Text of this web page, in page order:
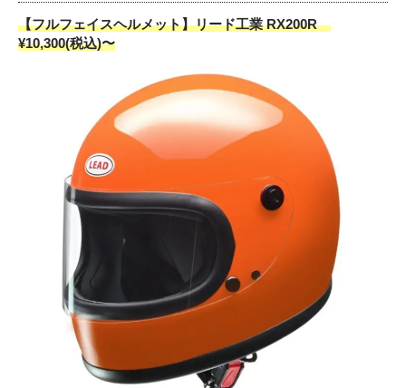
【フルフェイスヘルメット】リード工業 RX200R
¥10,300(税込)〜